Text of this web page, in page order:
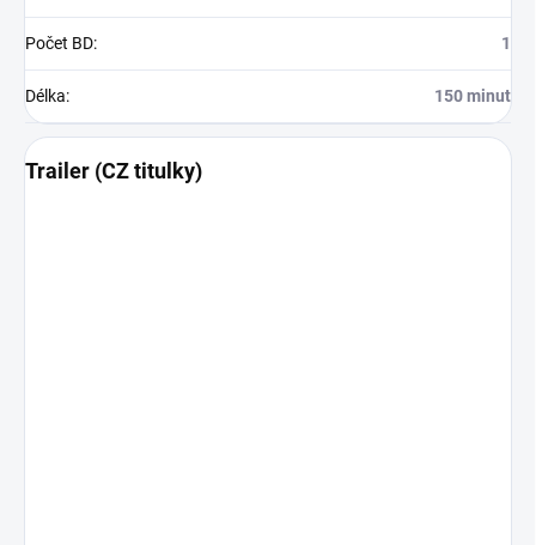
Počet BD: 1
Délka: 150 minut
Trailer (CZ titulky)